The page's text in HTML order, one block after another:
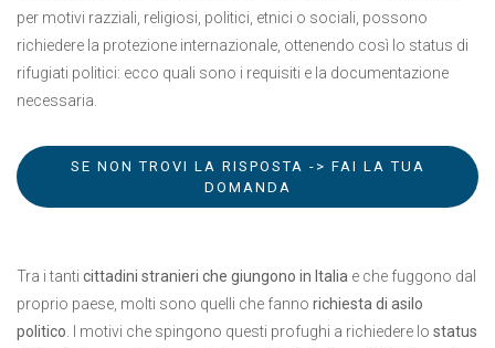
per motivi razziali, religiosi, politici, etnici o sociali, possono
richiedere la protezione internazionale, ottenendo così lo status di
rifugiati politici: ecco quali sono i requisiti e la documentazione
necessaria.
SE NON TROVI LA RISPOSTA -> FAI LA TUA
DOMANDA
Tra i tanti cittadini stranieri che giungono in Italia e che fuggono dal
proprio paese, molti sono quelli che fanno richiesta di asilo
politico . I motivi che spingono questi profughi a richiedere lo status